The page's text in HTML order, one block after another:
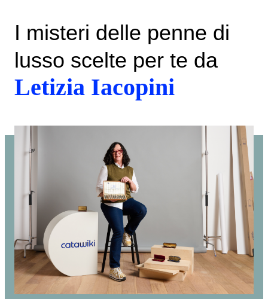
I misteri delle penne di
lusso scelte per te da
Letizia Iacopini